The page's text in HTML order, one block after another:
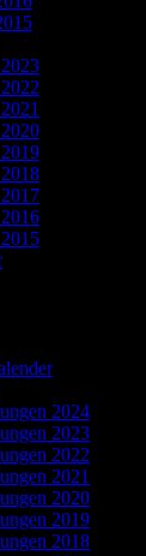
2024
2023
2022
2021
2020
2019
2018